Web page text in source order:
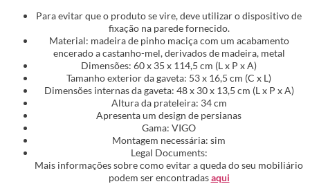
Para evitar que o produto se vire, deve utilizar o dispositivo de
fixação na parede fornecido.
Material: madeira de pinho maciça com um acabamento
encerado a castanho-mel, derivados de madeira, metal
Dimensões: 60 x 35 x 114,5 cm (L x P x A)
Tamanho exterior da gaveta: 53 x 16,5 cm (C x L)
Dimensões internas da gaveta: 48 x 30 x 13,5 cm (L x P x A)
Altura da prateleira: 34 cm
Apresenta um design de persianas
Gama: VIGO
Montagem necessária: sim
Legal Documents:
Mais informações sobre como evitar a queda do seu mobiliário
podem ser encontradasaqui